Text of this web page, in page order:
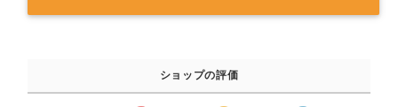
ショップの評価